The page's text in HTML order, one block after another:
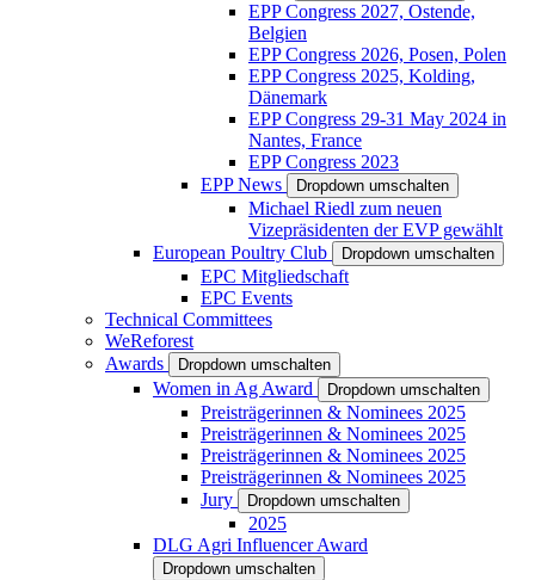
EPP Congress 2027, Ostende,
Belgien
EPP Congress 2026, Posen, Polen
EPP Congress 2025, Kolding,
Dänemark
EPP Congress 29-31 May 2024 in
Nantes, France
EPP Congress 2023
EPP News
Dropdown umschalten
Michael Riedl zum neuen
Vizepräsidenten der EVP gewählt
European Poultry Club
Dropdown umschalten
EPC Mitgliedschaft
EPC Events
Technical Committees
WeReforest
Awards
Dropdown umschalten
Women in Ag Award Dropdown umschalten
Preisträgerinnen & Nominees 2025
Preisträgerinnen & Nominees 2025
Preisträgerinnen & Nominees 2025
Preisträgerinnen & Nominees 2025
Jury
Dropdown umschalten
2025
DLG Agri Influencer Award
Dropdown umschalten